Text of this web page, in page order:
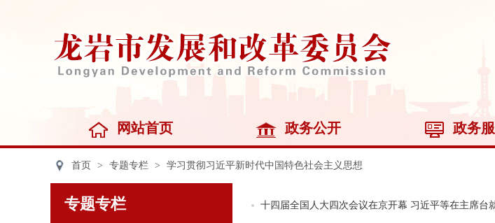
网站首页 政务公开 政务
首页 > 专题专栏 > 学习贯彻习近平新时代中国特色社会主义思想
专题专栏 十四届全国人大四次会议在京开幕 习近平等在主席台